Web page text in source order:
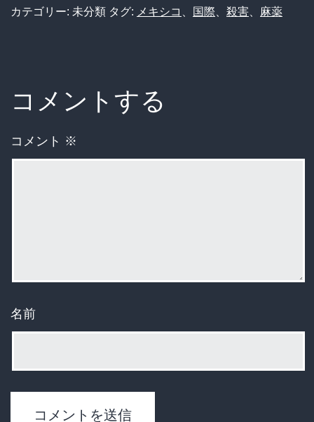
カテゴリー: 未分類 タグ: メキシコ 国際 殺害 麻薬
コメントする
コメント ※
名前